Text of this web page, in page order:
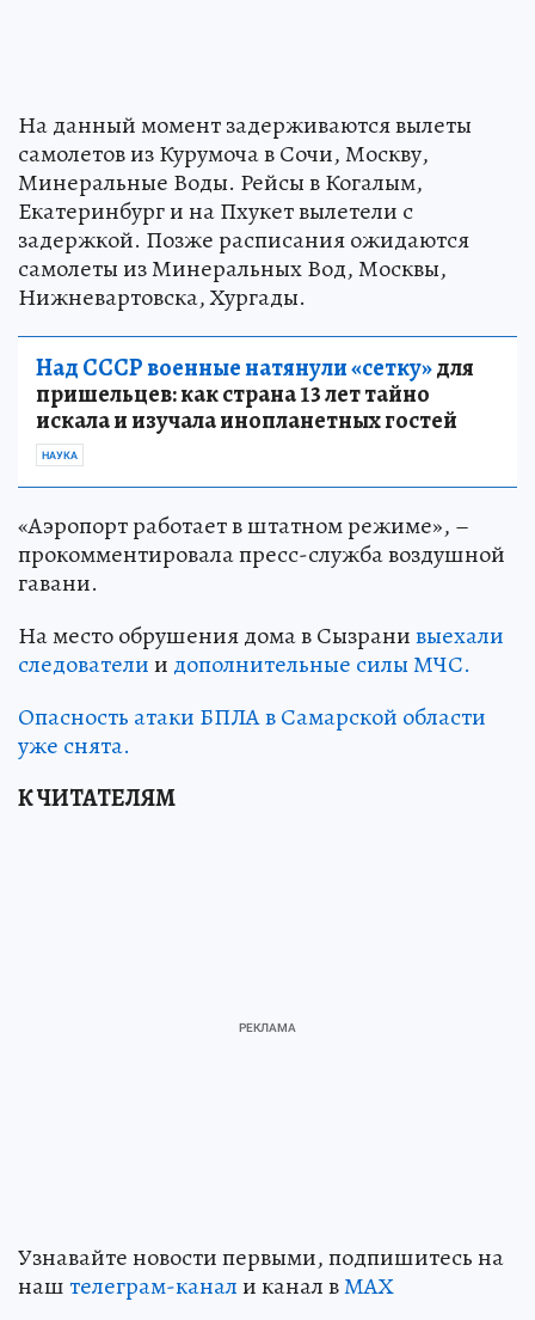
На данный момент задерживаются вылеты
самолетов из Курумоча в Сочи, Москву,
Минеральные Воды. Рейсы в Когалым,
Екатеринбург и на Пхукет вылетели с
задержкой. Позже расписания ожидаются
самолеты из Минеральных Вод, Москвы,
Нижневартовска, Хургады.
Над СССР военные натянули «сетку»для
пришельцев: как страна 13 лет тайно
искала и изучала инопланетных гостей
НАУКА
«Аэропорт работает в штатном режиме», –
прокомментировала пресс-служба воздушной
гавани.
На место обрушения дома в Сызранивыехали
следователии дополнительные силы МЧС.
Опасность атаки БПЛА в Самарской области
уже снята.
К ЧИТАТЕЛЯМ
Узнавайте новости первыми, подпишитесь на
наштелеграм-канали канал вМАХ